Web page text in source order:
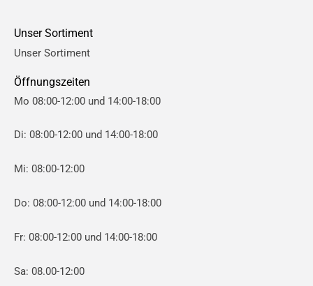
Unser Sortiment
Unser Sortiment
Öffnungszeiten
Mo 08:00-12:00 und 14:00-18:00
Di: 08:00-12:00 und 14:00-18:00
Mi: 08:00-12:00
Do: 08:00-12:00 und 14:00-18:00
Fr: 08:00-12:00 und 14:00-18:00
Sa: 08.00-12:00